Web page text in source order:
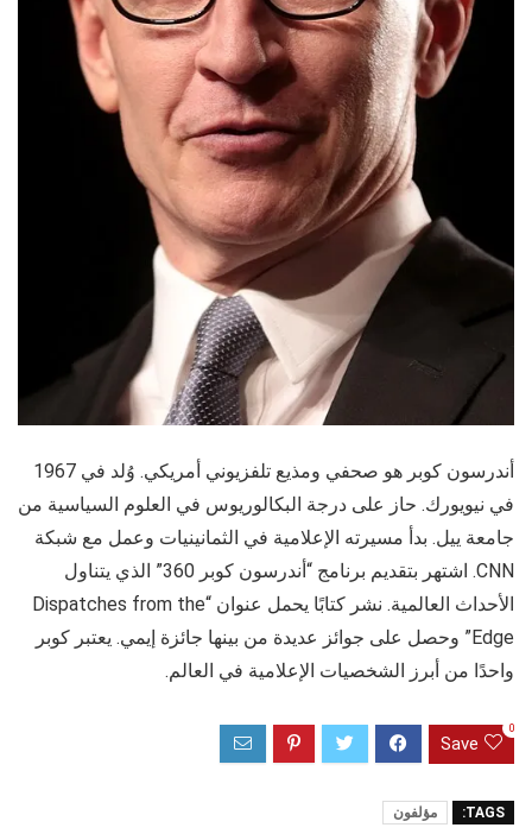
أندرسون كوبر هو صحفي ومذيع تلفزيوني أمريكي. وُلد في 1967
في نيويورك. حاز على درجة البكالوريوس في العلوم السياسية من
جامعة ييل. بدأ مسيرته الإعلامية في الثمانينيات وعمل مع شبكة
CNN. اشتهر بتقديم برنامج “أندرسون كوبر 360” الذي يتناول
الأحداث العالمية. نشر كتابًا يحمل عنوان “Dispatches from the
Edge” وحصل على جوائز عديدة من بينها جائزة إيمي. يعتبر كوبر
واحدًا من أبرز الشخصيات الإعلامية في العالم.
Save
0
TAGS: مؤلفون